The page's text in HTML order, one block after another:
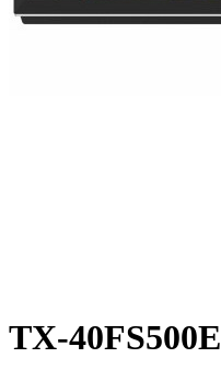
TX-40FS500E